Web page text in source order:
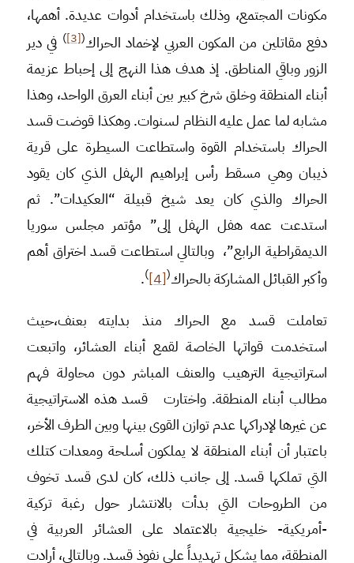
مكونات المجتمع، وذلك باستخدام أدوات عديدة. أهمها،
دفع مقاتلين من المكون العربي لإخماد الحراك(
[3]
) في دير
الزور وباقي المناطق. إذ هدف هذا النهج إلى إحباط عزيمة
أبناء المنطقة وخلق شرخ كبير بين أبناء العرق الواحد، وهذا
مشابه لما عمل عليه النظام لسنوات. وهكذا قوضت قسد
الحراك باستخدام القوة واستطاعت السيطرة على قرية
ذيبان وهي مسقط رأس إبراهيم الهفل الذي كان يقود
الحراك والذي كان يعد شيخ قبيلة “العكيدات”. ثم
استدعت عمه هفل الهفل إلى” مؤتمر مجلس سوريا
الديمقراطية الرابع”، وبالتالي استطاعت قسد اختراق أهم
وأكبر القبائل المشاركة بالحراك(
[4]
)
.
تعاملت قسد مع الحراك منذ بدايته بعنف،حيث
استخدمت قواتها الخاصة لقمع أبناء العشائر، واتبعت
استراتيجية الترهيب والعنف المباشر دون محاولة فهم
مطالب أبناء المنطقة. واختارت قسد هذه الاستراتيجية
عن غيرها لإدراكها عدم توازن القوى بينها وبين الطرف الأخر،
باعتبار أن أبناء المنطقة لا يملكون أسلحة ومعدات كتلك
التي تملكها قسد. إلى جانب ذلك، كان لدى قسد تخوف
من الطروحات التي بدأت بالانتشار حول رغبة تركية
-أمريكية- خليجية بالاعتماد على العشائر العربية في
المنطقة، مما يشكل تهديداً على نفوذ قسد. وبالتالي، أرادت